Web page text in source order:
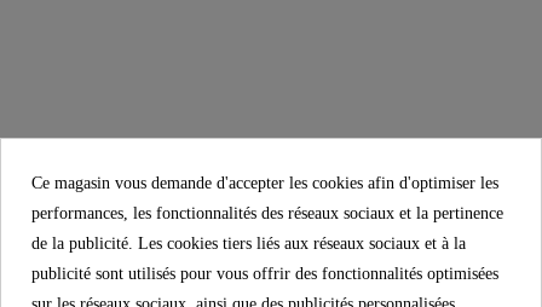
Ce magasin vous demande d'accepter les cookies afin d'optimiser les
performances, les fonctionnalités des réseaux sociaux et la pertinence
de la publicité. Les cookies tiers liés aux réseaux sociaux et à la
publicité sont utilisés pour vous offrir des fonctionnalités optimisées